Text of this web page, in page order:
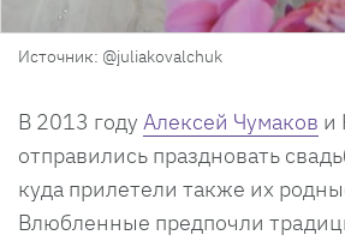
Источник: @juliakovalchuk
В 2013 году Алексей Чумаков и
отправились праздновать
куда прилетели также их
Влюбленные предпочли